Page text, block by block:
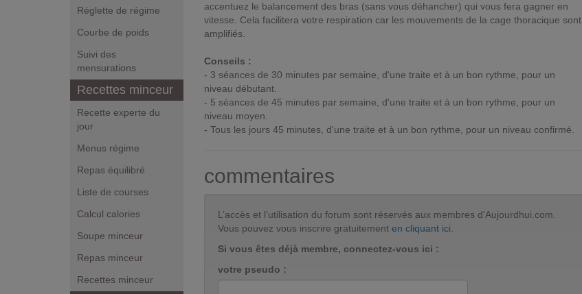
Réglette de régime
Courbe de poids
Suivi des
mensurations
Recettes minceur
Recette experte du
jour
Menus régime
Repas équilibré
Liste de courses
Calcul calories
Soupe minceur
Repas minceur
Recettes minceur
accentuez le balancement des bras (sans vous déhancher) qui vous fera gagner en
vitesse. Cela facilitera votre respiration car les mouvements de la cage thoracique sont
amplifiés.
Conseils :
- 3 séances de 30 minutes par semaine, d'une traite et à un bon rythme, pour un
niveau débutant.
- 5 séances de 45 minutes par semaine, d'une traite et à un bon rythme, pour un
niveau moyen.
- Tous les jours 45 minutes, d'une traite et à un bon rythme, pour un niveau confirmé.
commentaires
L’accès et l’utilisation du forum sont réservés aux membres d'Aujourdhui.com.
Vous pouvez vous inscrire gratuitement en cliquant ici
Si vous êtes déjà membre, connectez-vous ici :
votre pseudo :